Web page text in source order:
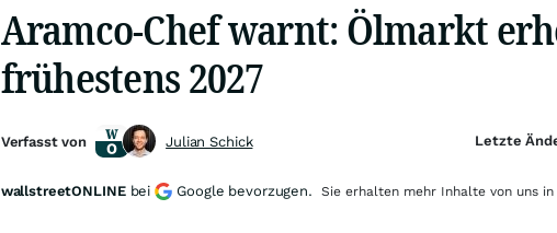
Aramco-Chef warnt: Ölmarkt
frühestens 2027
Verfasst von Julian Schick Letzte
wallstreetONLINE bei Google bevorzugen. Sie erhalten mehr Inhalte von uns in